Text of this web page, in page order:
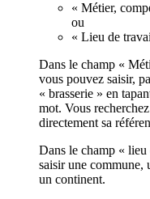
« Métier,
ou
« Lieu de
Dans le champ «
vous pouvez saisir,
« brasserie » en
mot. Vous
directement sa
Dans le champ «
saisir une commune,
un continent.